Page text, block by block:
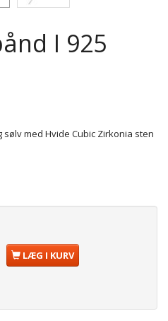
I 925
med Hvide Cubic Zirkonia sten
LÆG I KURV